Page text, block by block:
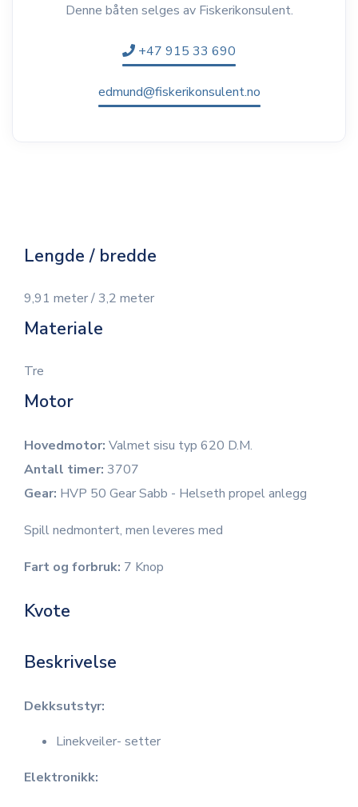
Denne båten selges av Fiskerikonsulent.
+47 915 33 690
edmund@fiskerikonsulent.no
Lengde / bredde
9,91 meter / 3,2 meter
Materiale
Tre
Motor
Hovedmotor: Valmet sisu typ 620 D.M.
Antall timer: 3707
Gear: HVP 50 Gear Sabb - Helseth propel anlegg
Spill nedmontert, men leveres med
Fart og forbruk: 7 Knop
Kvote
Beskrivelse
Dekksutstyr:
Linekveiler- setter
Elektronikk: